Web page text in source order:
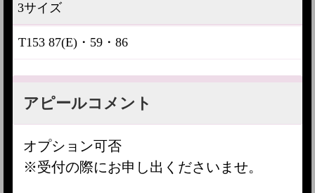
3サイズ
T153 87(E)・59・86
アピールコメント
オプション可否
※受付の際にお申し出くださいませ。